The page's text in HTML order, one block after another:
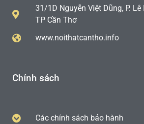
31/1D Nguyễn Việt Dũng, P. Lê
TP Cần Thơ
www.noithatcantho.info
Chính sách
Các chính sách bảo hành